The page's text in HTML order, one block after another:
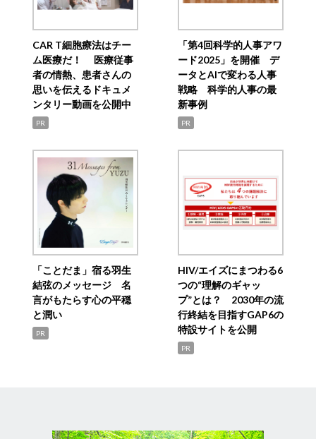
CAR T細胞療法はチー
ム医療だ！ 医療従事
者の情熱、患者さんの
思いを伝えるドキュメ
ンタリー動画を公開中
PR
「第4回科学的人事アワ
ード2025」を開催 デ
ータとAIで変わる人事
戦略 科学的人事の最
新事例
PR
「ことだま」宿る羽生
結弦のメッセージ 名
言がもたらす心の平穏
と潤い
PR
HIV/エイズにまつわる6
つの“理解のギャッ
プ”とは？ 2030年の流
行終結を目指すGAP6の
特設サイトを公開
PR